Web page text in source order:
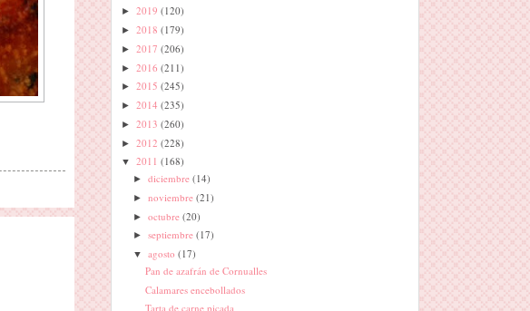
► 2019 (120)
► 2018 (179)
► 2017 (206)
► 2016 (211)
► 2015 (245)
► 2014 (235)
► 2013 (260)
► 2012 (228)
▼ 2011 (168)
►diciembre(14)
►noviembre(21)
►octubre(20)
►septiembre(17)
▼agosto(17)
Pan de azafrán de Cornualles
Calamares encebollados
Tarta de carne picada